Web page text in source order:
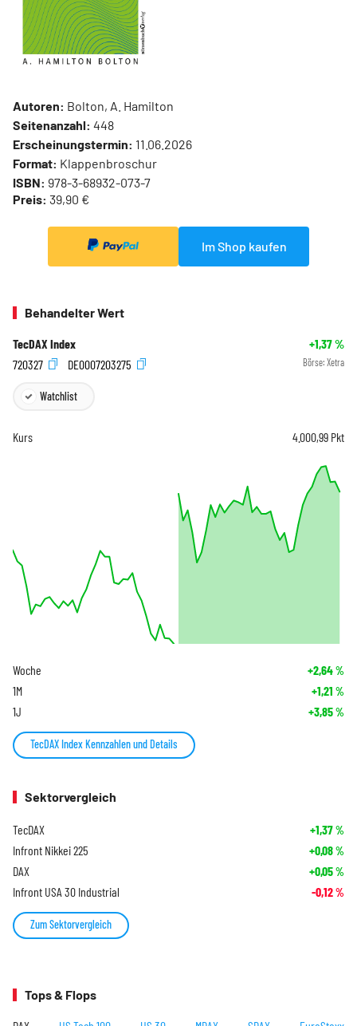
Autoren: Bolton, A. Hamilton
Seitenanzahl: 448
Erscheinungstermin: 11.06.2026
Format: Klappenbroschur
ISBN: 978-3-68932-073-7
Preis: 39,90 €
Im Shop kaufen
Behandelter Wert
TecDAX Index +1,37%
720327
DE0007203275 Börse: Xetra
Watchlist
Kurs 4.000,99 Pkt
Woche +2,64%
1M +1,21 %
1J +3,85%
TecDAX Index Kennzahlen und Details
Sektorvergleich
TecDAX +1,37%
Infront Nikkei 225 +0,08%
DAX +0,05%
Infront USA 30 Industrial -0,12%
Zum Sektorvergleich
Tops & Flops